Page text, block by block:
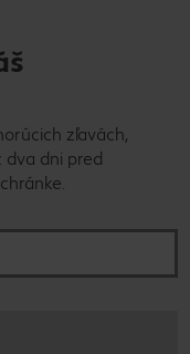
zľavách,
dni pred